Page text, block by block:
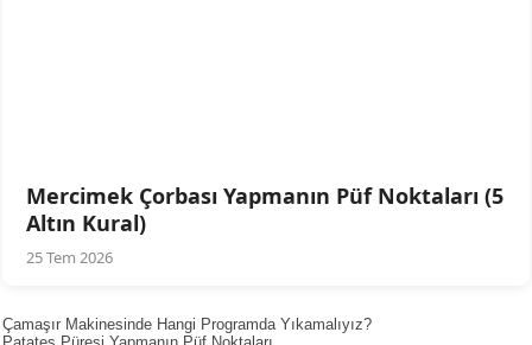
Mercimek Çorbası Yapmanın Püf Noktaları (5
Altın Kural)
25 Tem 2026
Çamaşır Makinesinde Hangi Programda Yıkamalıyız?